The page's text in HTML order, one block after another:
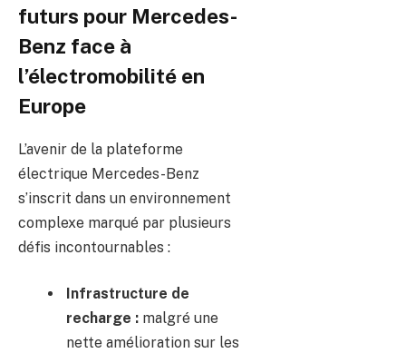
futurs pour Mercedes-
Benz face à
l’électromobilité en
Europe
L’avenir de la plateforme
électrique Mercedes-Benz
s’inscrit dans un environnement
complexe marqué par plusieurs
défis incontournables :
Infrastructure de
recharge : malgré une
nette amélioration sur les